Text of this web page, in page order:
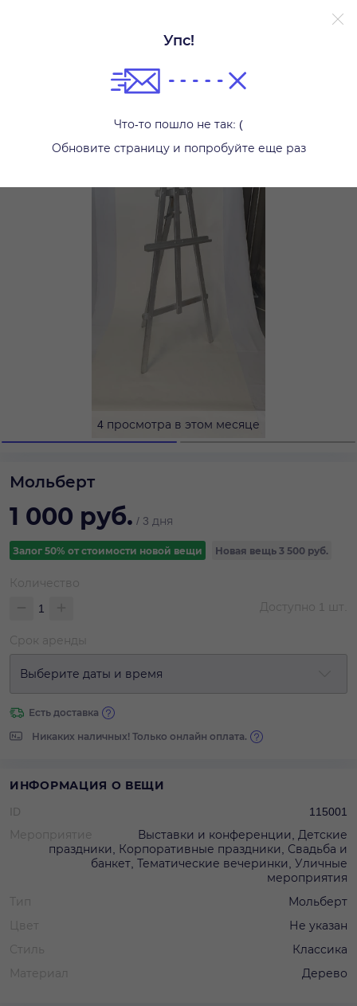
Упс!
Что-то пошло не так: (
Обновите страницу и попробуйте еще раз
4 просмотра в этом месяце
Мольберт
1 000 руб. / 3 дня
Залог 50% от стоимости новой вещи Новая вещь 3 500 руб.
Количество
Доступно
шт.
Срок аренды
Выберите даты и время
Есть доставка
Никаких наличных! Только онлайн оплата.
ИНФОРМАЦИЯ О ВЕЩИ
ID
115001
Мероприятие
Выставки и конференции, Детские
праздники, Корпоративные праздники, Свадьба и
банкет, Тематические вечеринки, Уличные
мероприятия
Тип
Мольберт
Цвет
Не указан
Стиль
Классика
Материал
Дерево